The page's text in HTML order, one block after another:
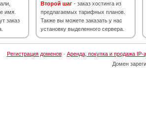
имя.
заказ
Второй шаг - заказ хостинга из
предлагаемых тарифных планов.
Также вы можете заказать у нас
установку выделенного сервера.
Регистрация доменов· Аренда, покупка и продажа IP-
Домен